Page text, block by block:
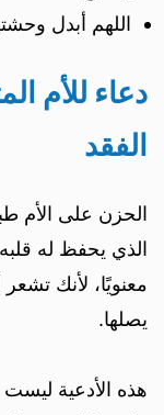
اللهم أبدل
دعاء للأم
الفقد
الحزن على الأم
الذي يحفظ له
معنويًا، لأنك
يصلها.
هذه الأدعية